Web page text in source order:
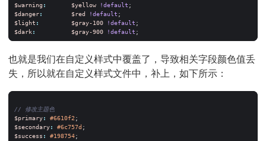
$warning : $yellow !default ;
$danger: $red !default ;
$light : $gray-100 !default ;
$dark: $gray-900 !default ;
也就是我们在自定义样式中覆盖了，导致相关字段颜色值丢
失，所以就在自定义样式文件中，补上，如下所示：
$primary: #6610f2;
$secondary: #6c757d ;
$success : #198754;